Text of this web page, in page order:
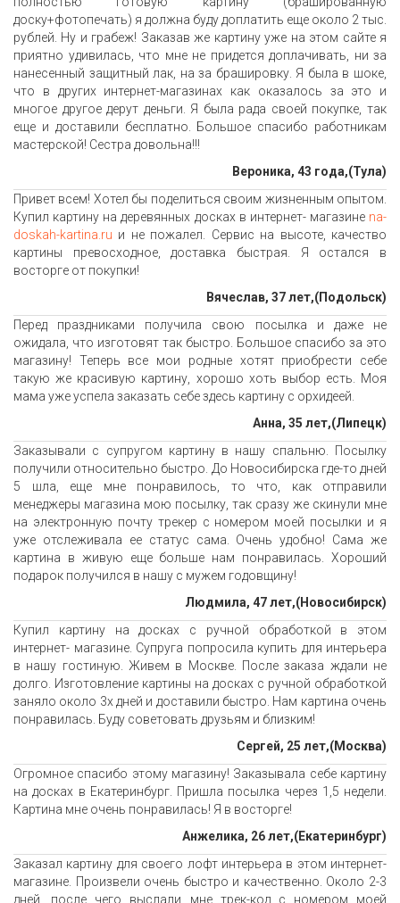
доску+фотопечать) я должна буду доплатить еще около 2 тыс.
рублей. Ну и грабеж! Заказав же картину уже на этом сайте я
приятно удивилась, что мне не придется доплачивать, ни за
нанесенный защитный лак, на за брашировку. Я была в шоке,
что в других интернет-магазинах как оказалось за это и
многое другое дерут деньги. Я была рада своей покупке, так
еще и доставили бесплатно. Большое спасибо работникам
мастерской! Сестра довольна!!!
Вероника, 43 года,(Тула)
Привет всем! Хотел бы поделиться своим жизненным опытом.
Купил картину на деревянных досках в интернет- магазине na-
doskah-kartina.ru и не пожалел. Сервис на высоте, качество
картины превосходное, доставка быстрая. Я остался в
восторге от покупки!
Вячеслав, 37 лет,(Подольск)
Перед праздниками получила свою посылка и даже не
ожидала, что изготовят так быстро. Большое спасибо за это
магазину! Теперь все мои родные хотят приобрести себе
такую же красивую картину, хорошо хоть выбор есть. Моя
мама уже успела заказать себе здесь картину с орхидеей.
Анна, 35 лет,(Липецк)
Заказывали с супругом картину в нашу спальню. Посылку
получили относительно быстро. До Новосибирска где-то дней
5 шла, еще мне понравилось, то что, как отправили
менеджеры магазина мою посылку, так сразу же скинули мне
на электронную почту трекер с номером моей посылки и я
уже отслеживала ее статус сама. Очень удобно! Сама же
картина в живую еще больше нам понравилась. Хороший
подарок получился в нашу с мужем годовщину!
Людмила, 47 лет,(Новосибирск)
Купил картину на досках с ручной обработкой в этом
интернет- магазине. Супруга попросила купить для интерьера
в нашу гостиную. Живем в Москве. После заказа ждали не
долго. Изготовление картины на досках с ручной обработкой
заняло около 3х дней и доставили быстро. Нам картина очень
понравилась. Буду советовать друзьям и близким!
Сергей, 25 лет,(Москва)
Огромное спасибо этому магазину! Заказывала себе картину
на досках в Екатеринбург. Пришла посылка через 1,5 недели.
Картина мне очень понравилась! Я в восторге!
Анжелика, 26 лет,(Екатеринбург)
Заказал картину для своего лофт интерьера в этом интернет-
магазине. Произвели очень быстро и качественно. Около 2-3
дней, после чего выслали мне трек-код с номером моей